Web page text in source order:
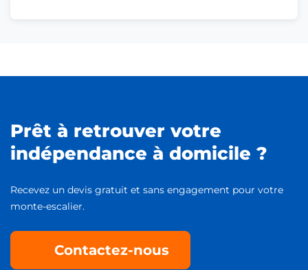
Prêt à retrouver votre
indépendance à domicile ?
Recevez un devis gratuit et sans engagement pour votre
monte-escalier.
Contactez-nous